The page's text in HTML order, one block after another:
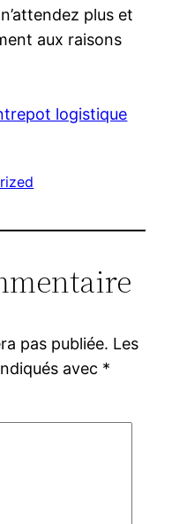
plus et
aux raisons
logistique
pas publiée. Les
avec *